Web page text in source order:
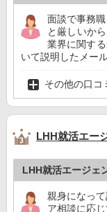
面談で事務
と厳しいか
業界に関す
いて説明したメー
その他の口コ
LHH就活エー
LHH就活エージェ
親身になっ
ア相談に応